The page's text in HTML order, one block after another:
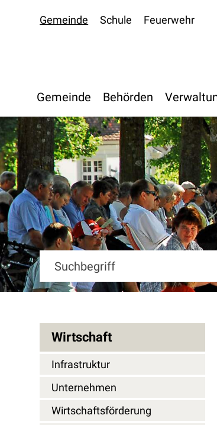
Navigieren in
Gemeinde Schule Feuerwehr
Gemeinde Behörden
Suchbegriff
Wirtschaft
Infrastruktur
Unternehmen
Wirtschaftsförderung